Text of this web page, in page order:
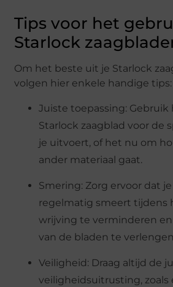
Tips voor het
Starlock
Om het beste uit je Starlock
volgen hier enkele handige tips:
Juiste toepassing:
Starlock zaagblad voor de
je uitvoert, of het nu om
ander materiaal gaat.
Smering: Zorg ervoor dat
regelmatig smeert tijdens
wrijving te verminderen
van de bladen te
Veiligheid: Draag altijd de
veiligheidsuitrusting, zoals